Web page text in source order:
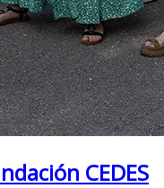
CEDES